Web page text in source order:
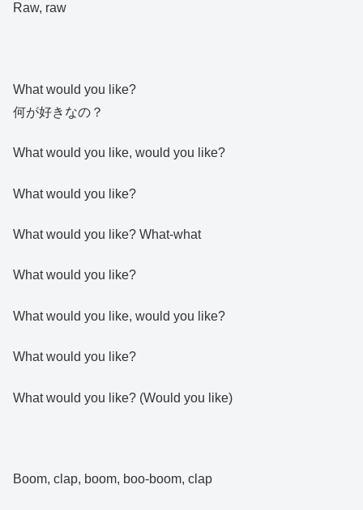
Raw, raw
What would you like?
何が好きなの？
What would you like, would you like?
What would you like?
What would you like? What-what
What would you like?
What would you like, would you like?
What would you like?
What would you like? (Would you like)
Boom, clap, boom, boo-boom, clap